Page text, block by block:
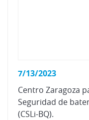
7/13/2023
Centro Zaragoza
Seguridad de
(CSLi-BQ).